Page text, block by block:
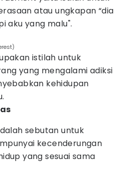
atau ungkapan “dia
aku yang malu".
istilah untuk
yang mengalami adiksi
kehidupan
sebutan untuk
kecenderungan
yang sesuai sama